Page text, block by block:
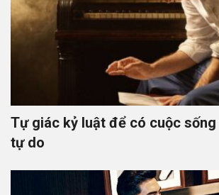
Tự giác kỷ luật để có cuộc sống
tự do